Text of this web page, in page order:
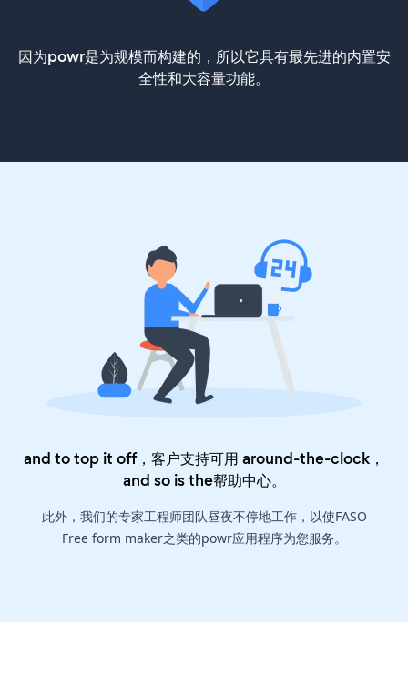
因为powr是为规模而构建的，所以它具有最先进的内置安
全性和大容量功能。
and to top it off，客户支持可用 around-the-clock，
and so is the帮助中心。
此外，我们的专家工程师团队昼夜不停地工作，以使FASO
Free form maker之类的powr应用程序为您服务。